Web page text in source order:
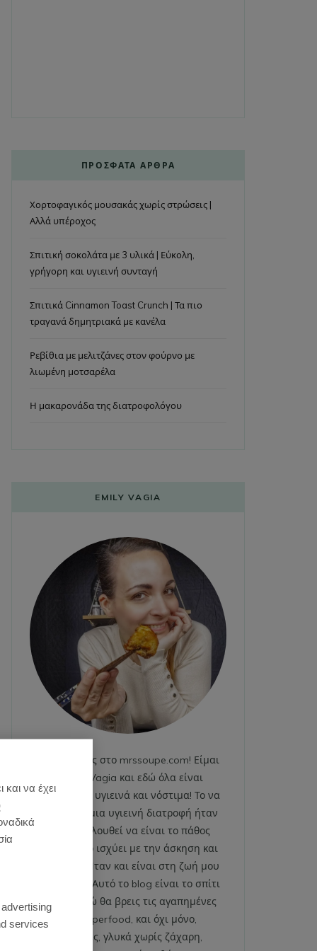
ΠΡΌΣΦΑΤΑ ΆΡΘΡΑ
Χορτοφαγικός μουσακάς χωρίς στρώσεις |
Αλλά υπέροχος
Σπιτική σοκολάτα με 3 υλικά | Εύκολη,
γρήγορη και υγιεινή συνταγή
Σπιτικά Cinnamon Toast Crunch | Τα πιο
τραγανά δημητριακά με κανέλα
Ρεβίθια με μελιτζάνες στον φούρνο με
λιωμένη μοτσαρέλα
Η μακαρονάδα της διατροφολόγου
EMILY VAGIA
Καλωσήρθες στο mrssoupe.com! Είμαι
η Emily Vagia και εδώ όλα είναι
χαρούμενα, υγιεινά και νόστιμα! Το να
ακολουθώ μια υγιεινή διατροφή ήταν
και εξακολουθεί να είναι το πάθος
μου. Το ίδιο ισχύει με την άσκηση και
το fitness. Ήταν και είναι στη ζωή μου
από πάντα. Αυτό το blog είναι το σπίτι
μου και εδώ θα βρεις τις αγαπημένες
μου superfood, και όχι μόνο,
συνταγές, γλυκά χωρίς ζάχαρη,
να έχει
services